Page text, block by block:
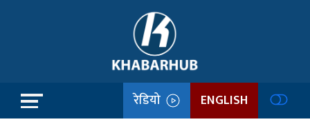
रेडियो ENGLISH